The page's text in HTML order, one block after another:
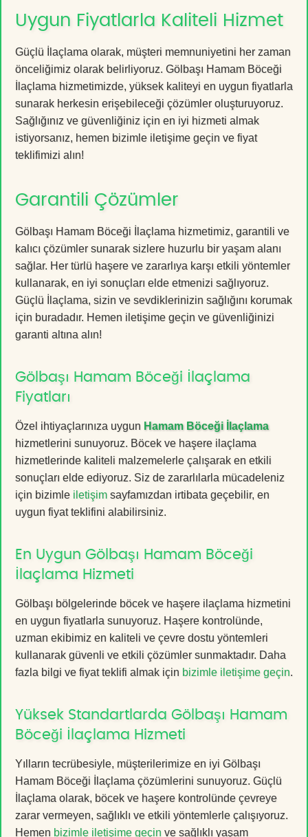
Uygun Fiyatlarla Kaliteli Hizmet
Güçlü İlaçlama olarak, müşteri memnuniyetini her zaman
önceliğimiz olarak belirliyoruz. Gölbaşı Hamam Böceği
İlaçlama hizmetimizde, yüksek kaliteyi en uygun fiyatlarla
sunarak herkesin erişebileceği çözümler oluşturuyoruz.
Sağlığınız ve güvenliğiniz için en iyi hizmeti almak
istiyorsanız, hemen bizimle iletişime geçin ve fiyat
teklifimizi alın!
Garantili Çözümler
Gölbaşı Hamam Böceği İlaçlama hizmetimiz, garantili ve
kalıcı çözümler sunarak sizlere huzurlu bir yaşam alanı
sağlar. Her türlü haşere ve zararlıya karşı etkili yöntemler
kullanarak, en iyi sonuçları elde etmenizi sağlıyoruz.
Güçlü İlaçlama, sizin ve sevdiklerinizin sağlığını korumak
için buradadır. Hemen iletişime geçin ve güvenliğinizi
garanti altına alın!
Gölbaşı Hamam Böceği İlaçlama
Fiyatları
Özel ihtiyaçlarınıza uygun Hamam Böceği İlaçlama
hizmetlerini sunuyoruz. Böcek ve haşere ilaçlama
hizmetlerinde kaliteli malzemelerle çalışarak en etkili
sonuçları elde ediyoruz. Siz de zararlılarla mücadeleniz
için bizimle iletişim sayfamızdan irtibata geçebilir, en
uygun fiyat teklifini alabilirsiniz.
En Uygun Gölbaşı Hamam Böceği
İlaçlama Hizmeti
Gölbaşı bölgelerinde böcek ve haşere ilaçlama hizmetini
en uygun fiyatlarla sunuyoruz. Haşere kontrolünde,
uzman ekibimiz en kaliteli ve çevre dostu yöntemleri
kullanarak güvenli ve etkili çözümler sunmaktadır. Daha
fazla bilgi ve fiyat teklifi almak için bizimle iletişime geçin.
Yüksek Standartlarda Gölbaşı Hamam
Böceği İlaçlama Hizmeti
Yılların tecrübesiyle, müşterilerimize en iyi Gölbaşı
Hamam Böceği İlaçlama çözümlerini sunuyoruz. Güçlü
İlaçlama olarak, böcek ve haşere kontrolünde çevreye
zarar vermeyen, sağlıklı ve etkili yöntemlerle çalışıyoruz.
Hemen bizimle iletişime geçin ve sağlıklı yaşam